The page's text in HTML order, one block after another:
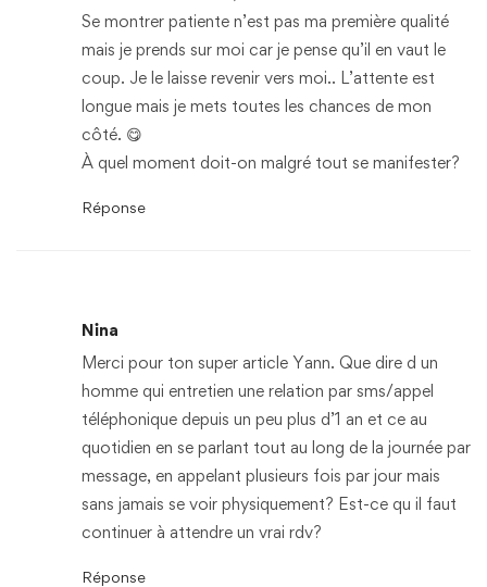
Se montrer patiente n’est pas ma première qualité
mais je prends sur moi car je pense qu’il en vaut le
coup. Je le laisse revenir vers moi.. L’attente est
longue mais je mets toutes les chances de mon
côté. 😋
À quel moment doit-on malgré tout se manifester?
Réponse
Nina
Merci pour ton super article Yann. Que dire d un
homme qui entretien une relation par sms/appel
téléphonique depuis un peu plus d’1 an et ce au
quotidien en se parlant tout au long de la journée par
message, en appelant plusieurs fois par jour mais
sans jamais se voir physiquement? Est-ce qu il faut
continuer à attendre un vrai rdv?
Réponse